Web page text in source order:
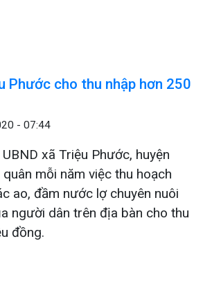
Phước cho thu nhập hơn 250
- 07:44
xã Triệu Phước, huyện
mỗi năm việc thu hoạch
ao, đầm nước lợ chuyên nuôi
người dân trên địa bàn cho thu
đồng.